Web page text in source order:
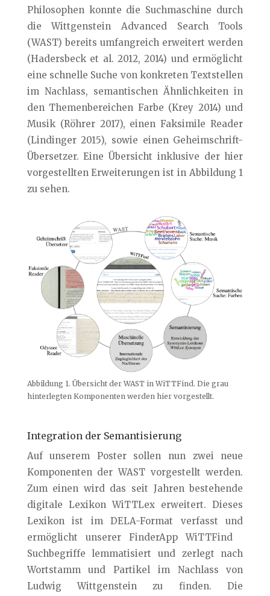
Philosophen konnte die Suchmaschine durch
die Wittgenstein Advanced Search Tools
(WAST) bereits umfangreich erweitert werden
(Hadersbeck et al. 2012, 2014) und ermöglicht
eine schnelle Suche von konkreten Textstellen
im Nachlass, semantischen Ähnlichkeiten in
den Themenbereichen Farbe (Krey 2014) und
Musik (Röhrer 2017), einen Faksimile Reader
(Lindinger 2015), sowie einen Geheimschrift-
Übersetzer. Eine Übersicht inklusive der hier
vorgestellten Erweiterungen ist in Abbildung 1
zu sehen.
Abbildung 1. Übersicht der WAST in WiTTFind. Die grau
hinterlegten Komponenten werden hier vorgestellt.
Integration der Semantisierung
Auf unserem Poster sollen nun zwei neue
Komponenten der WAST vorgestellt werden.
Zum einen wird das seit Jahren bestehende
digitale Lexikon WiTTLex erweitert. Dieses
Lexikon ist im DELA-Format verfasst und
ermöglicht unserer FinderApp WiTTFind
Suchbegriffe lemmatisiert und zerlegt nach
Wortstamm und Partikel im Nachlass von
Ludwig Wittgenstein zu finden. Die